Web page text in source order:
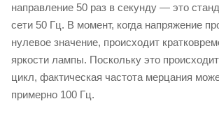
направление 50 раз в секунду — это
сети 50 Гц. В момент, когда напряжение
нулевое значение, происходит
яркости лампы. Поскольку это
цикл, фактическая частота мерцания
примерно 100 Гц.